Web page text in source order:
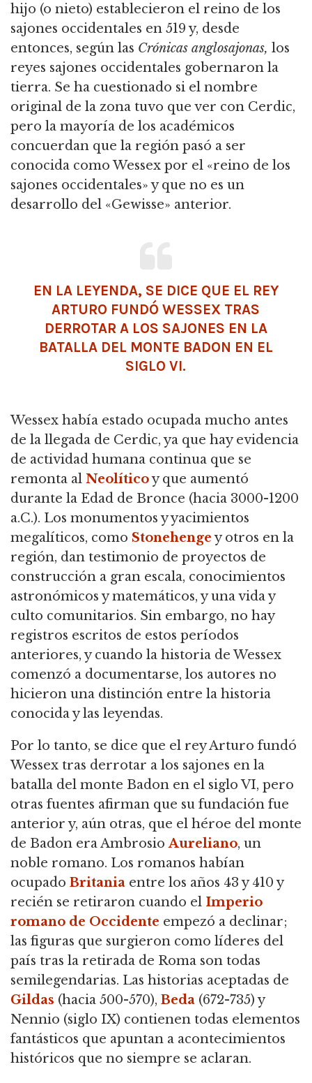
hijo (o nieto) establecieron el reino de los
sajones occidentales en 519 y, desde
entonces, según las Crónicas anglosajonas, los
reyes sajones occidentales gobernaron la
tierra. Se ha cuestionado si el nombre
original de la zona tuvo que ver con Cerdic,
pero la mayoría de los académicos
concuerdan que la región pasó a ser
conocida como Wessex por el «reino de los
sajones occidentales» y que no es un
desarrollo del «Gewisse» anterior.
EN LA LEYENDA, SE DICE QUE EL REY
ARTURO FUNDÓ WESSEX TRAS
DERROTAR A LOS SAJONES EN LA
BATALLA DEL MONTE BADON EN EL
SIGLO VI.
Wessex había estado ocupada mucho antes
de la llegada de Cerdic, ya que hay evidencia
de actividad humana continua que se
remonta al Neolíticoy que aumentó
durante la Edad de Bronce (hacia 3000-1200
a.C.). Los monumentos y yacimientos
megalíticos, como Stonehengey otros en la
región, dan testimonio de proyectos de
construcción a gran escala, conocimientos
astronómicos y matemáticos, y una vida y
culto comunitarios. Sin embargo, no hay
registros escritos de estos períodos
anteriores, y cuando la historia de Wessex
comenzó a documentarse, los autores no
hicieron una distinción entre la historia
conocida y las leyendas.
Por lo tanto, se dice que el rey Arturo fundó
Wessex tras derrotar a los sajones en la
batalla del monte Badon en el siglo VI, pero
otras fuentes afirman que su fundación fue
anterior y, aún otras, que el héroe del monte
de Badon era AmbrosioAureliano, un
noble romano. Los romanos habían
ocupado Britania entre los años 43 y 410 y
recién se retiraron cuando el Imperio
romano de Occidente empezó a declinar;
las figuras que surgieron como líderes del
país tras la retirada de Roma son todas
semilegendarias. Las historias aceptadas de
Gildas (hacia 500-570), Beda (672-735) y
Nennio (siglo IX) contienen todas elementos
fantásticos que apuntan a acontecimientos
históricos que no siempre se aclaran.